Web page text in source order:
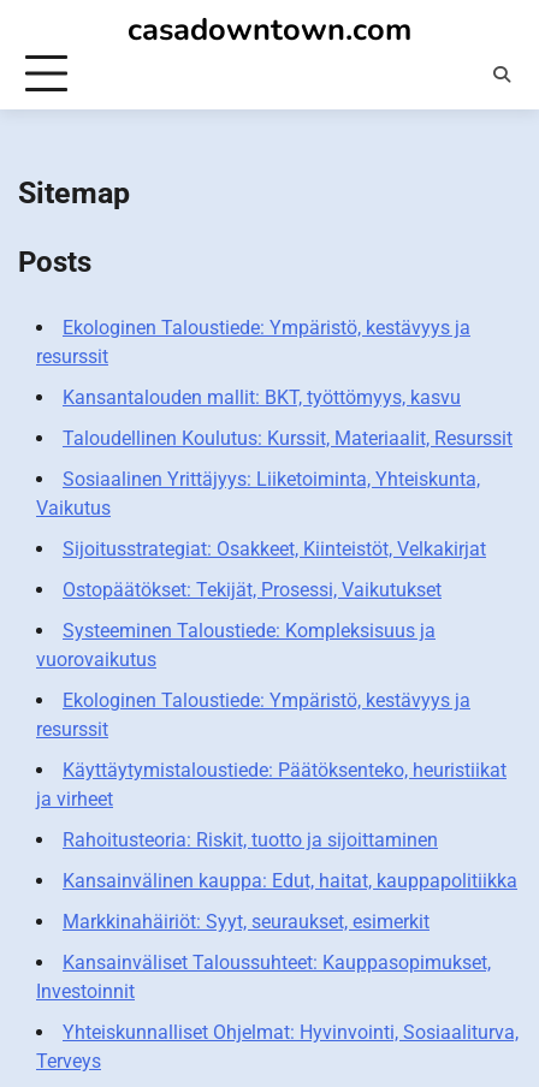
content
casadowntown.com
Sitemap
Posts
Ekologinen Taloustiede: Ympäristö, kestävyys ja
resurssit
Kansantalouden mallit: BKT, työttömyys, kasvu
Taloudellinen Koulutus: Kurssit, Materiaalit, Resurssit
Sosiaalinen Yrittäjyys: Liiketoiminta, Yhteiskunta,
Vaikutus
Sijoitusstrategiat: Osakkeet, Kiinteistöt, Velkakirjat
Ostopäätökset: Tekijät, Prosessi, Vaikutukset
Systeeminen Taloustiede: Kompleksisuus ja
vuorovaikutus
Ekologinen Taloustiede: Ympäristö, kestävyys ja
resurssit
Käyttäytymistaloustiede: Päätöksenteko, heuristiikat
ja virheet
Rahoitusteoria: Riskit, tuotto ja sijoittaminen
Kansainvälinen kauppa: Edut, haitat, kauppapolitiikka
Markkinahäiriöt: Syyt, seuraukset, esimerkit
Kansainväliset Taloussuhteet: Kauppasopimukset,
Investoinnit
Yhteiskunnalliset Ohjelmat: Hyvinvointi, Sosiaaliturva,
Terveys